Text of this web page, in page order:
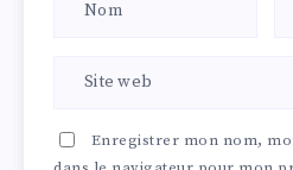
Enregistrer mon nom,